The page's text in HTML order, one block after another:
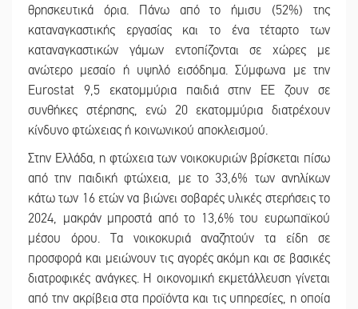
θρησκευτικά όρια. Πάνω από το ήμισυ (52%) της
καταναγκαστικής εργασίας και το ένα τέταρτο των
καταναγκαστικών γάμων εντοπίζονται σε χώρες με
ανώτερο μεσαίο ή υψηλό εισόδημα. Σύμφωνα με την
Eurostat 9,5 εκατομμύρια παιδιά στην ΕΕ ζουν σε
συνθήκες στέρησης, ενώ 20 εκατομμύρια διατρέχουν
κίνδυνο φτώχειας ή κοινωνικού αποκλεισμού.
Στην Ελλάδα, η φτώχεια των νοικοκυριών βρίσκεται πίσω
από την παιδική φτώχεια, με το 33,6% των ανηλίκων
κάτω των 16 ετών να βιώνει σοβαρές υλικές στερήσεις το
2024, μακράν μπροστά από το 13,6% του ευρωπαϊκού
μέσου όρου. Τα νοικοκυριά αναζητούν τα είδη σε
προσφορά και μειώνουν τις αγορές ακόμη και σε βασικές
διατροφικές ανάγκες. Η οικονομική εκμετάλλευση γίνεται
από την ακρίβεια στα προϊόντα και τις υπηρεσίες, η οποία